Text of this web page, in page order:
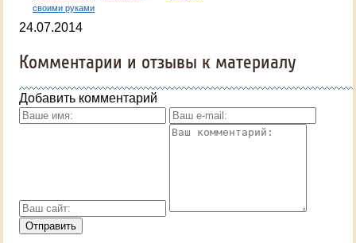
своими руками
24.07.2014
Комментарии и отзывы к материалу
Добавить комментарий